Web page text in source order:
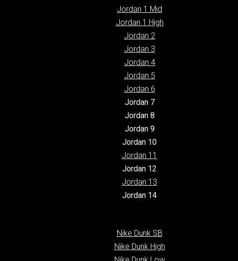
Jordan 1 Mid
Jordan 1 High
Jordan 2
Jordan 3
Jordan 4
Jordan 5
Jordan 6
Jordan 7
Jordan 8
Jordan 9
Jordan 10
Jordan 11
Jordan 12
Jordan 13
Jordan 14
Nike Dunk SB
Nike Dunk High